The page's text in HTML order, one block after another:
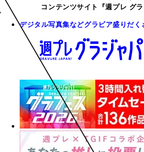
コンテンツサイト『週プレ グラ
デジタル写真集などグラビア盛りだく